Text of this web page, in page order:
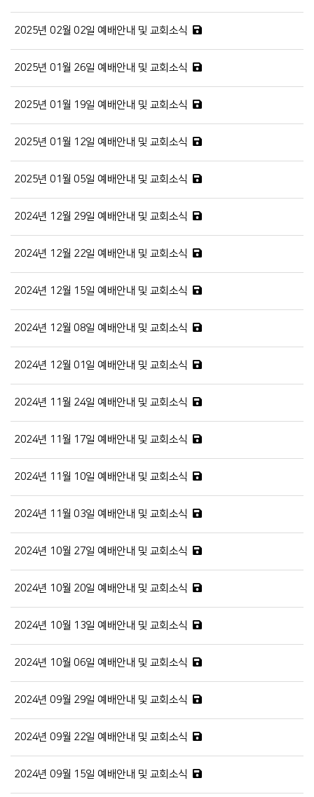
2025년 02월 02일 예배안내 및 교회소식
2025년 01월 26일 예배안내 및 교회소식
2025년 01월 19일 예배안내 및 교회소식
2025년 01월 12일 예배안내 및 교회소식
2025년 01월 05일 예배안내 및 교회소식
2024년 12월 29일 예배안내 및 교회소식
2024년 12월 22일 예배안내 및 교회소식
2024년 12월 15일 예배안내 및 교회소식
2024년 12월 08일 예배안내 및 교회소식
2024년 12월 01일 예배안내 및 교회소식
2024년 11월 24일 예배안내 및 교회소식
2024년 11월 17일 예배안내 및 교회소식
2024년 11월 10일 예배안내 및 교회소식
2024년 11월 03일 예배안내 및 교회소식
2024년 10월 27일 예배안내 및 교회소식
2024년 10월 20일 예배안내 및 교회소식
2024년 10월 13일 예배안내 및 교회소식
2024년 10월 06일 예배안내 및 교회소식
2024년 09월 29일 예배안내 및 교회소식
2024년 09월 22일 예배안내 및 교회소식
2024년 09월 15일 예배안내 및 교회소식